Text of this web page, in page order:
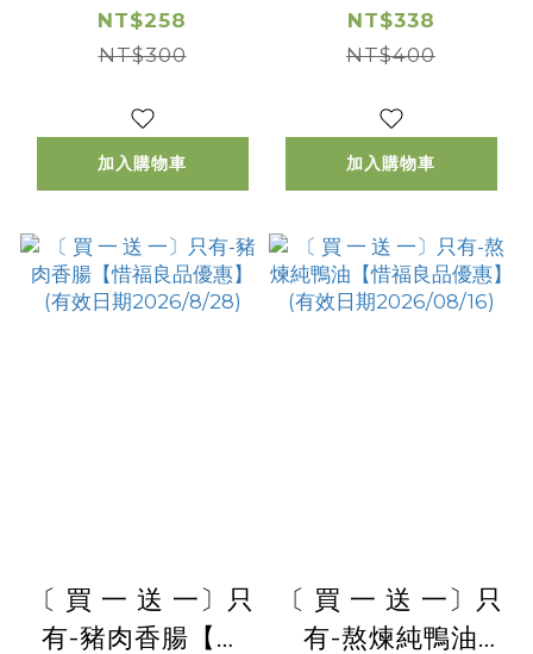
賊翅中-｜兩包88
折｜
NT$258
NT$300
加入購物車
BBQ豬梅花-｜兩
包88折｜有效日
NT$338
NT$400
加入購物車
〔 買 一 送 一〕只
有-豬肉香腸【惜
〔 買 一 送 一〕只
有-熬煉純鴨油